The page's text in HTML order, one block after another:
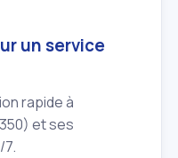
un service
rapide à
et ses